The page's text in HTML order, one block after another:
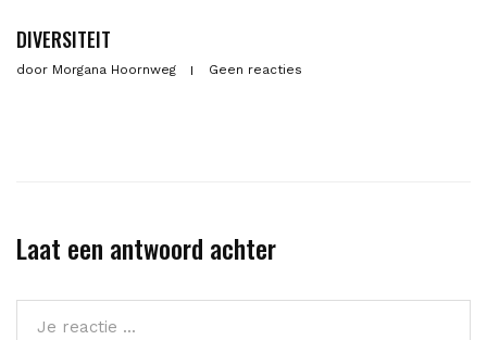
DIVERSITEIT
door Morgana Hoornweg Geen reacties
Laat een antwoord achter